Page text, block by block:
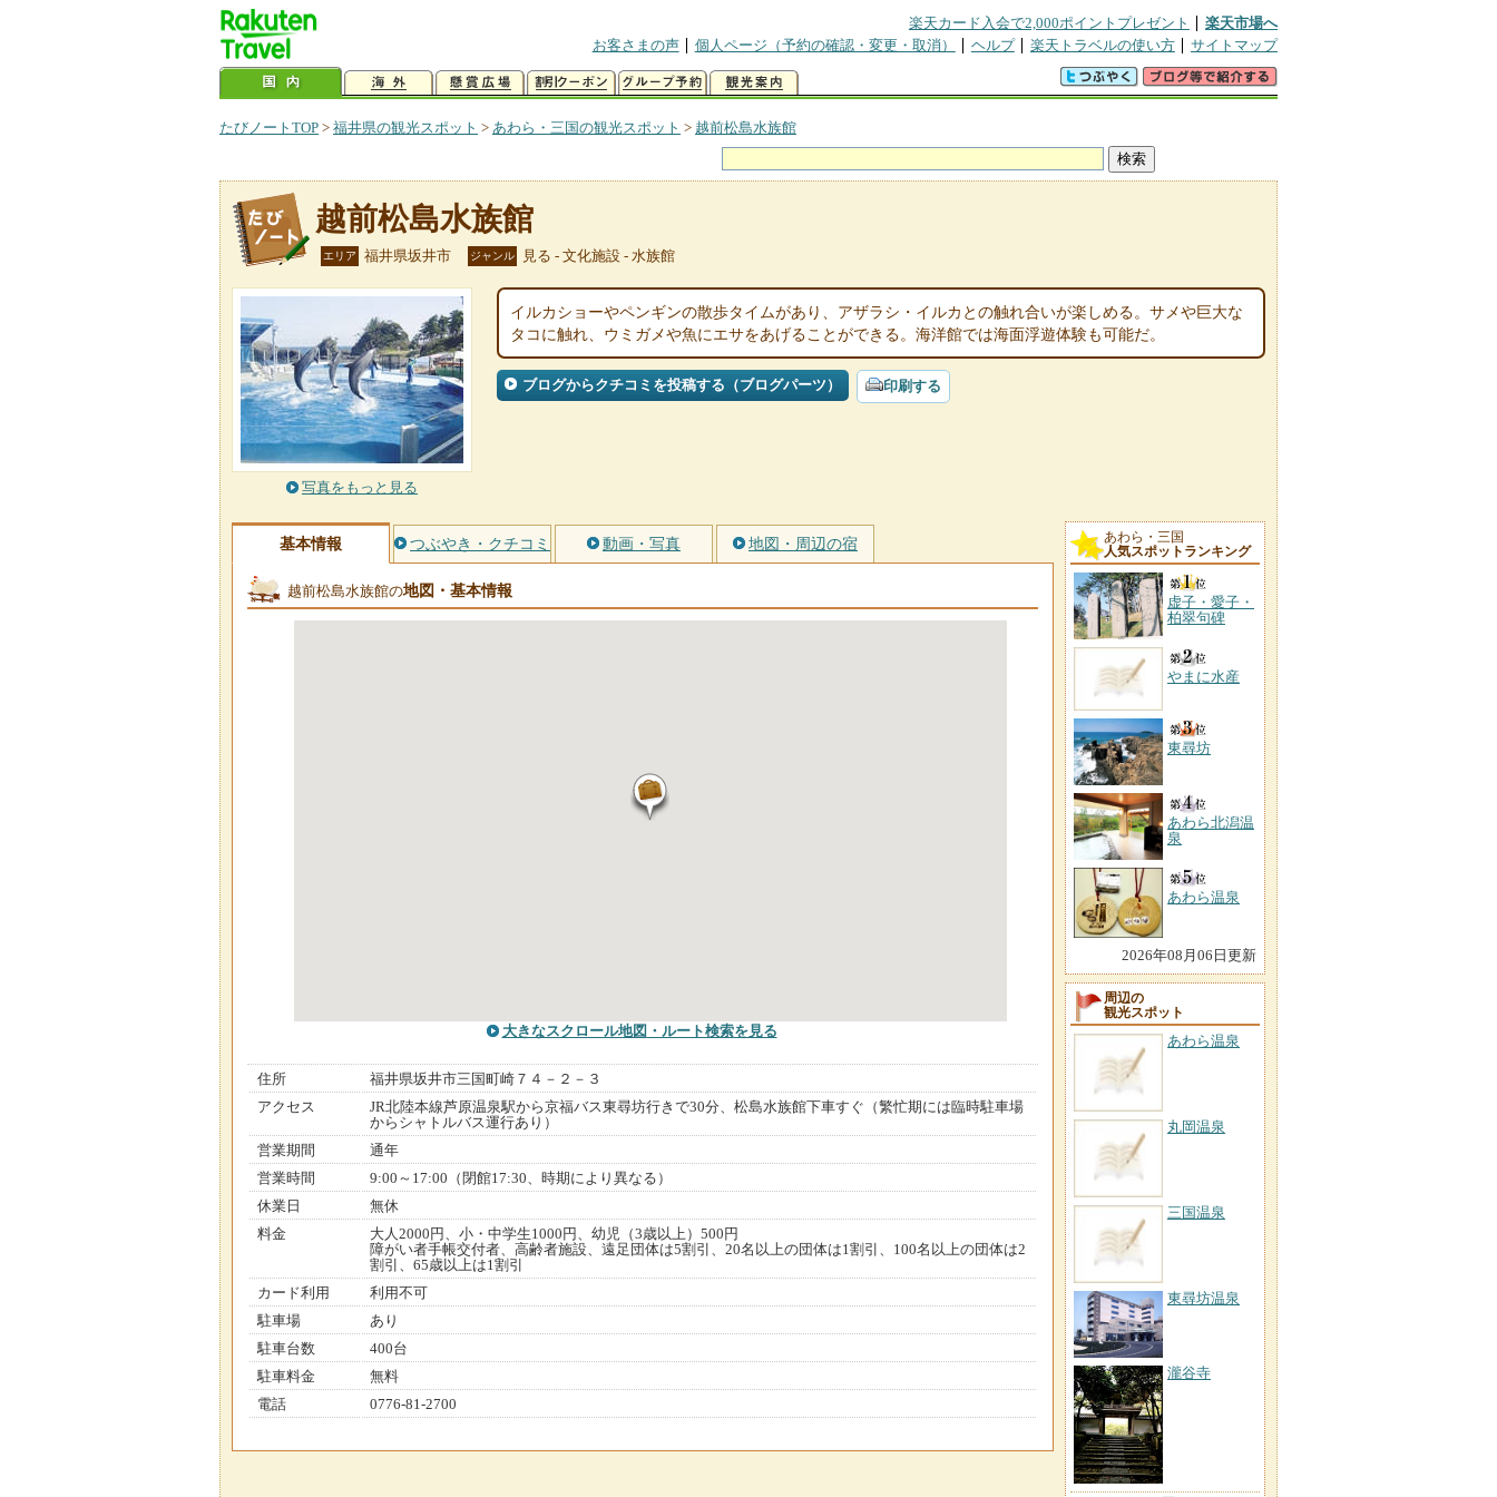
楽天カード入会で2,000ポイントプレゼント
楽天市場へ
お客さまの声
個人ページ（予約の確認・変更・取消） ヘルプ 楽天トラベルの使い方 サイトマップ
たびノートTOP > 福井県の観光スポット > あわら・三国の観光スポット > 越前松島水族館
越前松島水族館
エリア 福井県坂井市 ジャンル 見る - 文化施設 - 水族館
写真をもっと見る
イルカショーやペンギンの散歩タイムがあり、アザラシ・イルカとの触れ合いが楽しめる。サメや巨大な
タコに触れ、ウミガメや魚にエサをあげることができる。海洋館では海面浮遊体験も可能だ。
ブログからクチコミを投稿する（ブログパーツ） 印刷する
基本情報 つぶやき・クチコミ 動画・写真 地図・周辺の宿
越前松島水族館の地図・基本情報
大きなスクロール地図 ・ルート検索を見る
住所
福井県坂井市三国町崎７４－２－３
アクセス
JR北陸本線芦原温泉駅から京福バス東尋坊行きで30分、松島水族館下車すぐ（繁忙期には臨時駐車場
からシャトルバス運行あり）
営業期間
通年
営業時間
9:00～17:00（閉館17:30、時期により異なる）
休業日
無休
料金
大人2000円、小・中学生1000円、幼児（3歳以上）500円
障がい者手帳交付者、高齢者施設、遠足団体は5割引、20名以上の団体は1割引、100名以上の団体は2
割引、65歳以上は1割引
カード利用
利用不可
駐車場
あり
駐車台数
400台
駐車料金
無料
電話
0776-81-2700
あわら・三国
人気スポットランキング
虚子・愛子・
柏翠句碑
やまに水産
東尋坊
あわら北潟温
泉
あわら温泉
2026年08月06日更新
周辺の
観光スポット
あわら温泉
丸岡温泉
三国温泉
東尋坊温泉
瀧谷寺